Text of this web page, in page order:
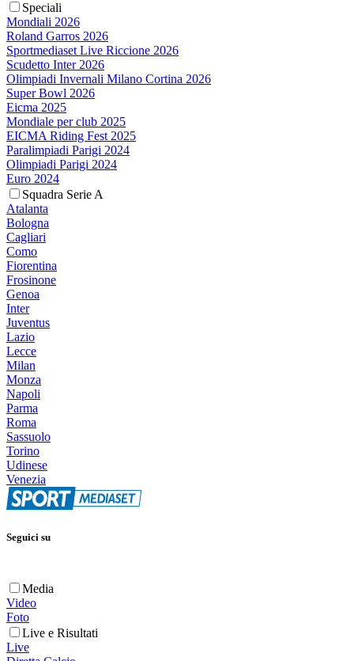
Speciali
Mondiali 2026
Roland Garros 2026
Sportmediaset Live Riccione 2026
Scudetto Inter 2026
Olimpiadi Invernali Milano Cortina 2026
Super Bowl 2026
Eicma 2025
Mondiale per club 2025
EICMA Riding Fest 2025
Paralimpiadi Parigi 2024
Olimpiadi Parigi 2024
Euro 2024
Squadra Serie A
Atalanta
Bologna
Cagliari
Como
Fiorentina
Frosinone
Genoa
Inter
Juventus
Lazio
Lecce
Milan
Monza
Napoli
Parma
Roma
Sassuolo
Torino
Udinese
Venezia
Seguici su
Media
Video
Foto
Live e Risultati
Live